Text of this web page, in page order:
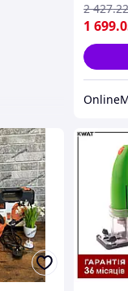
1 699
2 427